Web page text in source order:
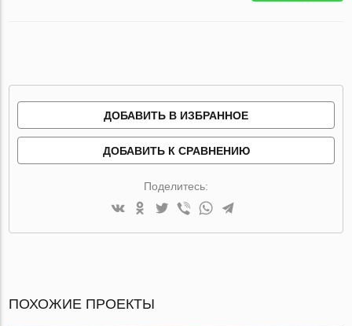
ДОБАВИТЬ В ИЗБРАННОЕ
ДОБАВИТЬ К СРАВНЕНИЮ
Поделитесь:
ПОХОЖИЕ ПРОЕКТЫ